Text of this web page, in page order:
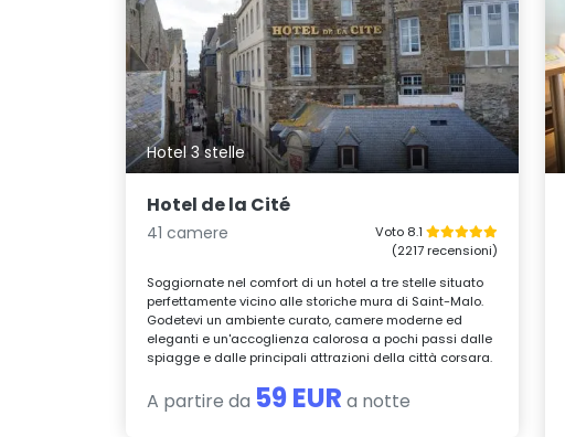
Hotel 3 stelle
Hotel de la Cité
41 camere
Voto 8.1
(2217 recensioni)
Soggiornate nel comfort di un hotel a tre stelle situato
perfettamente vicino alle storiche mura di Saint-Malo.
Godetevi un ambiente curato, camere moderne ed
eleganti e un'accoglienza calorosa a pochi passi dalle
spiagge e dalle principali attrazioni della città corsara.
A partire da 59 EUR a notte